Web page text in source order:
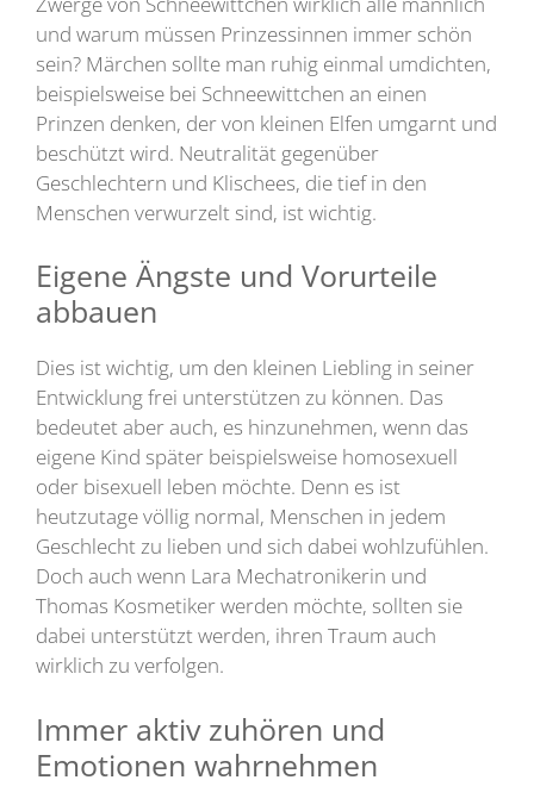
und warum müssen Prinzessinnen immer schön
sein? Märchen sollte man ruhig einmal umdichten,
beispielsweise bei Schneewittchen an einen
Prinzen denken, der von kleinen Elfen umgarnt und
beschützt wird. Neutralität gegenüber
Geschlechtern und Klischees, die tief in den
Menschen verwurzelt sind, ist wichtig.
Eigene Ängste und Vorurteile
abbauen
Dies ist wichtig, um den kleinen Liebling in seiner
Entwicklung frei unterstützen zu können. Das
bedeutet aber auch, es hinzunehmen, wenn das
eigene Kind später beispielsweise homosexuell
oder bisexuell leben möchte. Denn es ist
heutzutage völlig normal, Menschen in jedem
Geschlecht zu lieben und sich dabei wohlzufühlen.
Doch auch wenn Lara Mechatronikerin und
Thomas Kosmetiker werden möchte, sollten sie
dabei unterstützt werden, ihren Traum auch
wirklich zu verfolgen.
Immer aktiv zuhören und
Emotionen wahrnehmen